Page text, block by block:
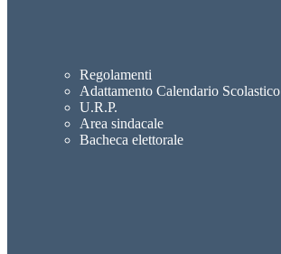
Regolamenti
Adattamento Calendario Scolastico
U.R.P.
Area sindacale
Bacheca elettorale